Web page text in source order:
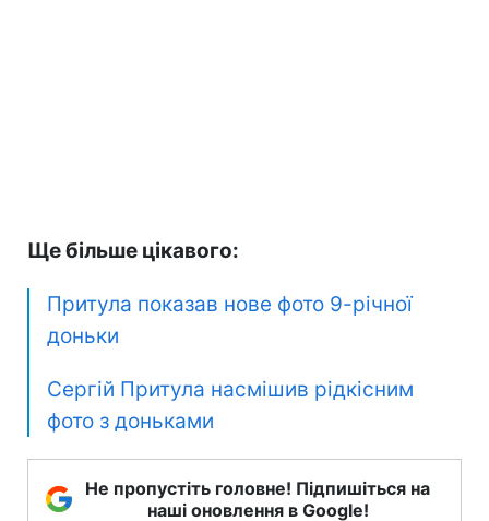
Ще більше цікавого:
Притула показав нове фото 9-річної
доньки
Сергій Притула насмішив рідкісним
фото з доньками
Не пропустіть головне! Підпишіться на
наші оновлення в Google!